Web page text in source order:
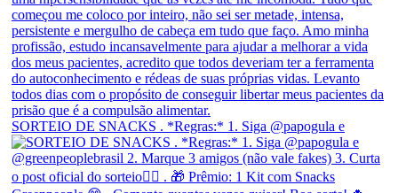
SORTEIO DE SNACKS . *Regras:* 1. Siga @papogula e